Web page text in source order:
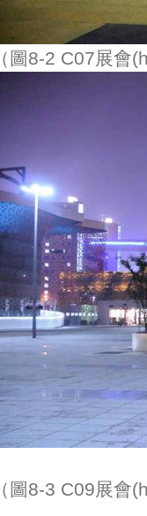
（圖8-2 C07展會
（圖8-3 C09展會